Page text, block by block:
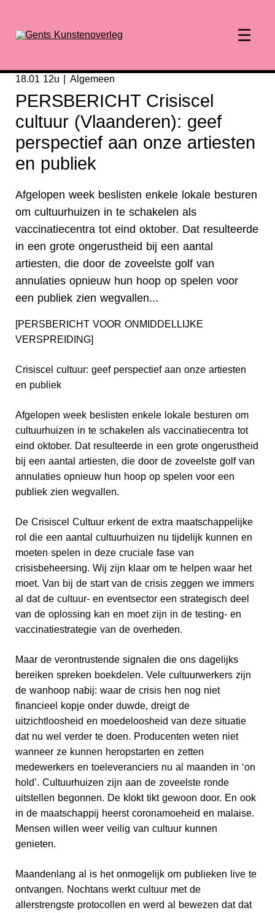
18.01 12u Algemeen
PERSBERICHT Crisiscel
cultuur (Vlaanderen): geef
perspectief aan onze artiesten
en publiek
Afgelopen week beslisten enkele lokale besturen
om cultuurhuizen in te schakelen als
vaccinatiecentra tot eind oktober. Dat resulteerde
in een grote ongerustheid bij een aantal
artiesten, die door de zoveelste golf van
annulaties opnieuw hun hoop op spelen voor
een publiek zien wegvallen...
[PERSBERICHT VOOR ONMIDDELLIJKE
VERSPREIDING]
Crisiscel cultuur: geef perspectief aan onze artiesten
en publiek
Afgelopen week beslisten enkele lokale besturen om
cultuurhuizen in te schakelen als vaccinatiecentra tot
eind oktober. Dat resulteerde in een grote ongerustheid
bij een aantal artiesten, die door de zoveelste golf van
annulaties opnieuw hun hoop op spelen voor een
publiek zien wegvallen.
De Crisiscel Cultuur erkent de extra maatschappelijke
rol die een aantal cultuurhuizen nu tijdelijk kunnen en
moeten spelen in deze cruciale fase van
crisisbeheersing. Wij zijn klaar om te helpen waar het
moet. Van bij de start van de crisis zeggen we immers
al dat de cultuur- en eventsector een strategisch deel
van de oplossing kan en moet zijn in de testing- en
vaccinatiestrategie van de overheden.
Maar de verontrustende signalen die ons dagelijks
bereiken spreken boekdelen. Vele cultuurwerkers zijn
de wanhoop nabij: waar de crisis hen nog niet
financieel kopje onder duwde, dreigt de
uitzichtloosheid en moedeloosheid van deze situatie
dat nu wel verder te doen. Producenten weten niet
wanneer ze kunnen heropstarten en zetten
medewerkers en toeleveranciers nu al maanden in ‘on
hold’. Cultuurhuizen zijn aan de zoveelste ronde
uitstellen begonnen. De klokt tikt gewoon door. En ook
in de maatschappij heerst coronamoeheid en malaise.
Mensen willen weer veilig van cultuur kunnen
genieten.
Maandenlang al is het onmogelijk om publieken live te
ontvangen. Nochtans werkt cultuur met de
allerstrengste protocollen en werd al bewezen dat dat